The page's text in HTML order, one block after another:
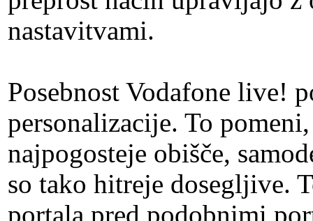
nastavitvami.
Posebnost Vodafone live!
personalizacije. To
najpogosteje obišče,
so tako hitreje dosegljive.
portala pred podobnimi